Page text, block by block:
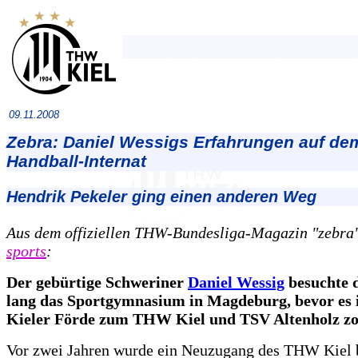
09.11.2008
Zebra: Daniel Wessigs Erfahrungen auf
Handball-Internat
Hendrik Pekeler ging einen anderen Weg
Aus dem offiziellen THW-Bundesliga-Magazin
sports:
Der gebürtige Schweriner Daniel Wessig besuchte
lang das Sportgymnasium in Magdeburg, bevor es
Kieler Förde zum THW Kiel und TSV Altenholz
Vor zwei Jahren wurde ein Neuzugang des THW Kiel